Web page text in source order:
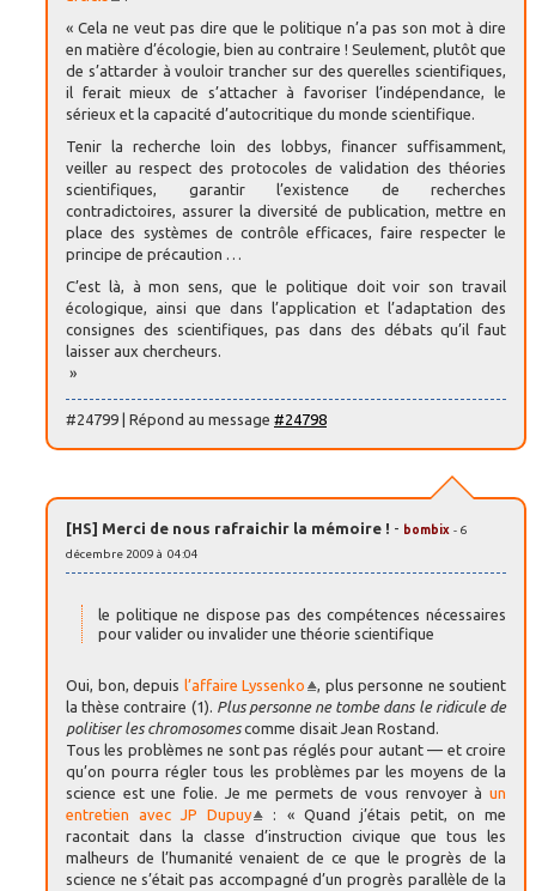
« Cela ne veut pas dire que le politique n’a pas son mot à dire
en matière d’écologie, bien au contraire ! Seulement, plutôt que
de s’attarder à vouloir trancher sur des querelles scientifiques,
il ferait mieux de s’attacher à favoriser l’indépendance, le
sérieux et la capacité d’autocritique du monde scientifique.
Tenir la recherche loin des lobbys, financer suffisamment,
veiller au respect des protocoles de validation des théories
scientifiques, garantir l’existence de recherches
contradictoires, assurer la diversité de publication, mettre en
place des systèmes de contrôle efficaces, faire respecter le
principe de précaution …
C’est là, à mon sens, que le politique doit voir son travail
écologique, ainsi que dans l’application et l’adaptation des
consignes des scientifiques, pas dans des débats qu’il faut
laisser aux chercheurs.
»
#24799 | Répond au message #24798
[HS] Merci de nous rafraichir la mémoire ! - bombix - 6
décembre 2009 à 04:04
le politique ne dispose pas des compétences nécessaires
pour valider ou invalider une théorie scientifique
Oui, bon, depuis l’affaire Lyssenko
, plus personne ne soutient
la thèse contraire (1). Plus personne ne tombe dans le ridicule de
politiser les chromosomescomme disait Jean Rostand.
Tous les problèmes ne sont pas réglés pour autant — et croire
qu’on pourra régler tous les problèmes par les moyens de la
science est une folie. Je me permets de vous renvoyer à un
entretien avec JP Dupuy
: « Quand j’étais petit, on me
racontait dans la classe d’instruction civique que tous les
malheurs de l’humanité venaient de ce que le progrès de la
science ne s’était pas accompagné d’un progrès parallèle de la